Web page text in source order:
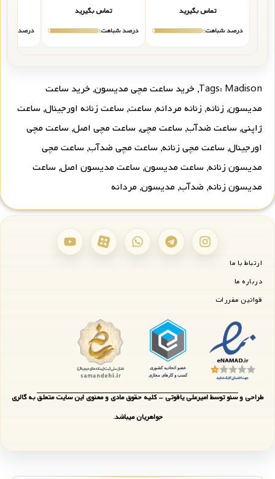
تماس بگیرید
درصد شباهت:
تماس بگیرید
درصد شباهت:
درصد
Tags: Madison
, خرید ساعت مچی مدیسون, خرید ساعت
مدیسون, زنانه, زنانه مردانه, ساعت, ساعت زنانه اورجینال, ساعت
ژاپنی, ساعت ضدآب, ساعت مچی, ساعت مچی اصل, ساعت مچی
اورجینال, ساعت مچی زنانه, ساعت مچی ضدآب, ساعت مچی
مدیسون زنانه, ساعت مدیسون, ساعت مدیسون اصل, ساعت
مدیسون زنانه, ضدآب, مدیسون, مردانه
ارتباط با ما
درباره ما
قوانین مقررات
طراحی و سئو توسط امیرعلی یاقوتی - کلیه حقوق مادی و معنوی این سایت متعلق به گالری
جواهریان میباشد.